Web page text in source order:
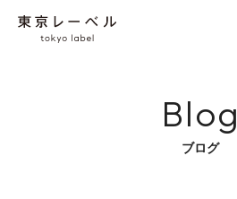
Blog
ブログ